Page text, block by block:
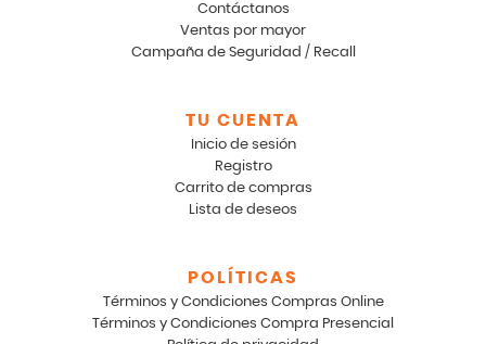
Contáctanos
Ventas por mayor
Campaña de Seguridad / Recall
TU CUENTA
Inicio de sesión
Registro
Carrito de compras
Lista de deseos
POLÍTICAS
Términos y Condiciones Compras Online
Términos y Condiciones Compra Presencial